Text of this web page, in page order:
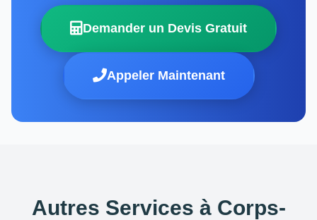
Demander un Devis Gratuit
Appeler Maintenant
Autres Services à Corps-